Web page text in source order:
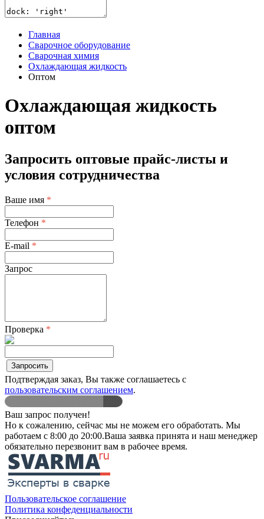
Главная
Сварочное оборудование
Сварочная химия
Охлаждающая жидкость
Оптом
Охлаждающая жидкость
оптом
Запросить оптовые прайс-листы и
условия сотрудничества
Ваше имя *
Телефон *
E-mail *
Запрос
Проверка *
Запросить
Подтверждая заказ, Вы также соглашаетесь с
пользовательским соглашением.
Ваш запрос получен!
Но к сожалению, сейчас мы не можем его обработать. Мы
работаем с 8:00 до 20:00.Ваша заявка принята и наш менеджер
обязательно перезвонит вам в рабочее время.
Пользовательское соглашение
Политика конфеденциальности